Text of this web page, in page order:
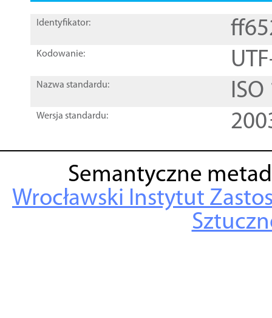
Identyfikator:
Kodowanie:
Nazwa standardu:
Wersja standardu:
Semantyczne
Wrocławski Instytut